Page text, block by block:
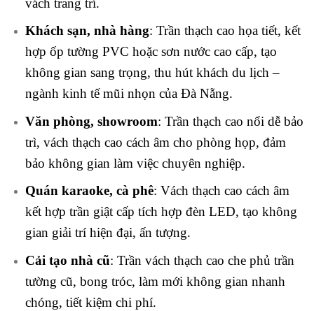
Khách sạn, nhà hàng: Trần thạch cao họa tiết, kết
hợp ốp tường PVC hoặc sơn nước cao cấp, tạo
không gian sang trọng, thu hút khách du lịch –
ngành kinh tế mũi nhọn của Đà Nẵng.
Văn phòng, showroom: Trần thạch cao nổi dễ bảo
trì, vách thạch cao cách âm cho phòng họp, đảm
bảo không gian làm việc chuyên nghiệp.
Quán karaoke, cà phê: Vách thạch cao cách âm
kết hợp trần giật cấp tích hợp đèn LED, tạo không
gian giải trí hiện đại, ấn tượng.
Cải tạo nhà cũ: Trần vách thạch cao che phủ trần
tường cũ, bong tróc, làm mới không gian nhanh
chóng, tiết kiệm chi phí.